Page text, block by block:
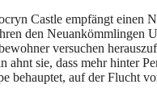
Castle empfängt
den
versuchen
ahnt sie, dass mehr
auf der Flucht